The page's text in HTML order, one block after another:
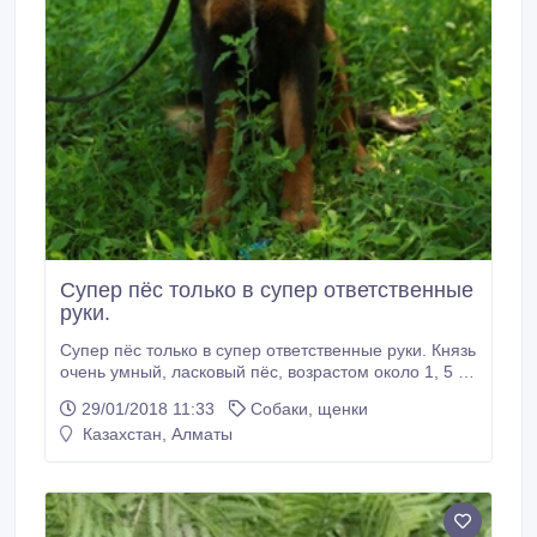
Супер пёс только в супер ответственные
руки.
Супер пёс только в супер ответственные руки. Князь
очень умный, ласковый пёс, возрастом около 1, 5 -
легкообучаемый, с ним будет весело изучать новые
команды, если потребуется поможем с этим ; )
29/01/2018 11:33
Собаки, щенки
Казахстан, Алматы